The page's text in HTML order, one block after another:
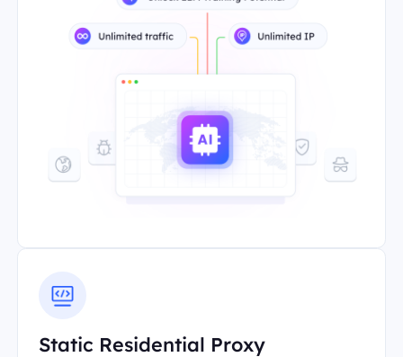
Static Residential Proxy